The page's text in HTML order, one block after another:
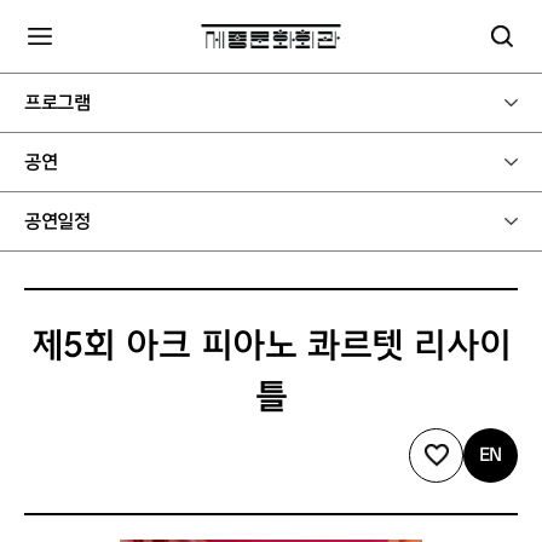
프로그램
공연
공연일정
제5회 아크 피아노 콰르텟 리사이
틀
EN